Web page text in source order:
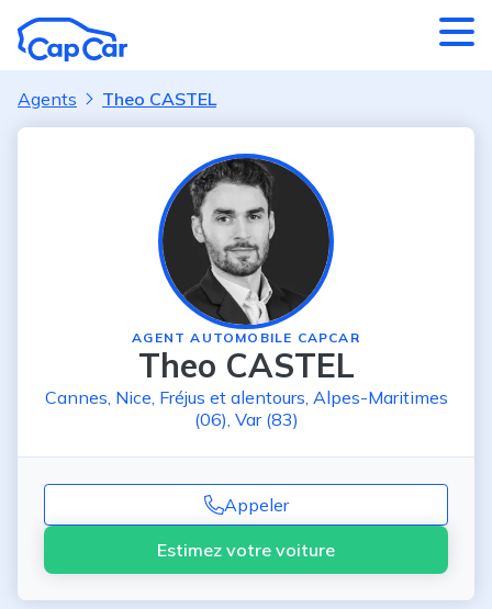
Agents Theo CASTEL
AGENT AUTOMOBILE CAPCAR
Theo CASTEL
Cannes, Nice, Fréjus et alentours, Alpes-Maritimes
(06), Var (83)
Appeler
Estimez votre voiture